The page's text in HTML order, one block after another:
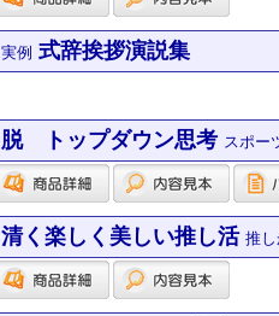
実例 式辞挨拶演説集
脱 トップダウン思考 スポー
清く楽しく美しい推し活 推